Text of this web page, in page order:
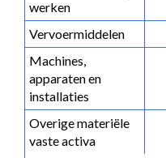
werken
Vervoermiddelen
Machines,
apparaten en
installaties
Overige materiële
vaste activa